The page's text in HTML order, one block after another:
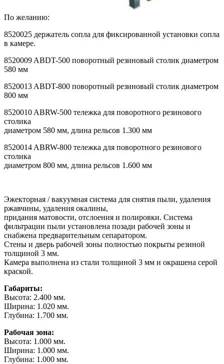
По желанию:
8520025 держатель сопла для фиксированной установки сопла
в камере.
8520009 ABDT-500 поворотный резиновый столик диаметром
580 мм
8520013 ABDT-800 поворотный резиновый столик диаметром
800 мм
8520010 ABRW-500 тележка для поворотного резинового
столика
диаметром 580 мм, длина рельсов 1.300 мм
8520014 ABRW-800 тележка для поворотного резинового
столика
диаметром 800 мм, длина рельсов 1.600 мм
Эжекторная / вакуумная система для снятия пыли, удаления
ржавчины, удаления окалины,
придания матовости, отслоения и полировки. Система
фильтрации пыли установлена позади рабочей зоны и
снабжена предварительным сепаратором.
Стены и дверь рабочей зоны полностью покрыты резиной
толщиной 3 мм.
Камера выполнена из стали толщиной 3 мм и окрашена серой
краской.
Габариты:
Высота: 2.400 мм.
Ширина: 1.020 мм.
Глубина: 1.700 мм.
Рабочая зона:
Высота: 1.000 мм.
Ширина: 1.000 мм.
Глубина: 1.000 мм.